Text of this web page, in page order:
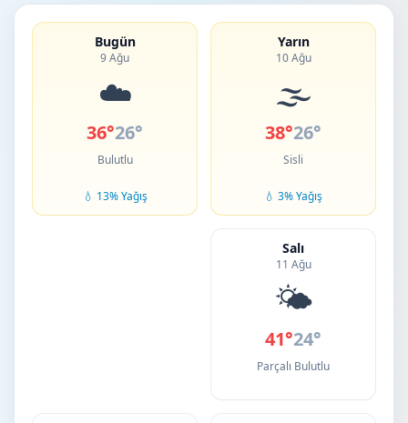
Bugün
9 Ağu
☁️
36°26°
Bulutlu
💧 13% Yağış
Yarın
10 Ağu
🌫️
38°26°
Sisli
💧 3% Yağış
Salı
11 Ağu
🌤️
41°24°
Parçalı Bulutlu